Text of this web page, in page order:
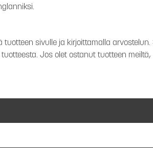
sivulle ja kirjoittamalla
Jos olet ostanut tuotteen